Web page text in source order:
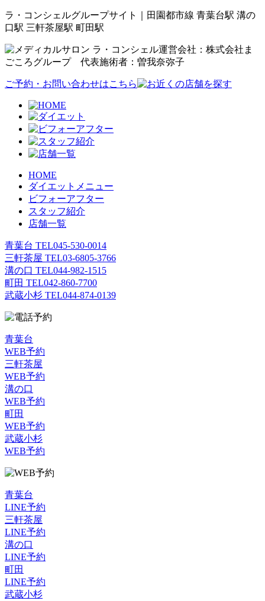
ラ・コンシェルグループサイト｜田園都市線 青葉台駅 溝の
口駅 三軒茶屋駅 町田駅
運営会社：株式会社ま
ごころグループ 代表施術者：曽我奈弥子
ご予約・お問い合わせはこちら
HOME
ダイエットメニュー
ビフォーアフター
スタッフ紹介
店舗一覧
青葉台 TEL045-530-0014
三軒茶屋 TEL03-6805-3766
溝の口 TEL044-982-1515
町田 TEL042-860-7700
武蔵小杉 TEL044-874-0139
青葉台
WEB予約
三軒茶屋
WEB予約
溝の口
WEB予約
町田
WEB予約
武蔵小杉
WEB予約
青葉台
LINE予約
三軒茶屋
LINE予約
溝の口
LINE予約
町田
LINE予約
武蔵小杉